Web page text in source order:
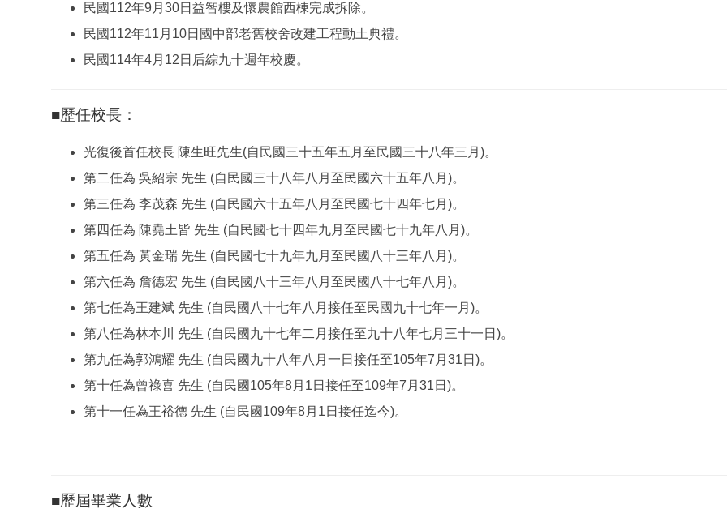
民國112年9月30日益智樓及懷農館西棟完成拆除。
民國112年11月10日國中部老舊校舍改建工程動土典禮。
民國114年4月12日后綜九十週年校慶。
■歷任校長：
光復後首任校長 陳生旺先生(自民國三十五年五月至民國三十八年三月)。
第二任為 吳紹宗 先生 (自民國三十八年八月至民國六十五年八月)。
第三任為 李茂森 先生 (自民國六十五年八月至民國七十四年七月)。
第四任為 陳堯土皆 先生 (自民國七十四年九月至民國七十九年八月)。
第五任為 黃金瑞 先生 (自民國七十九年九月至民國八十三年八月)。
第六任為 詹德宏 先生 (自民國八十三年八月至民國八十七年八月)。
第七任為王建斌 先生 (自民國八十七年八月接任至民國九十七年一月)。
第八任為林本川 先生 (自民國九十七年二月接任至九十八年七月三十一日)。
第九任為郭鴻耀 先生 (自民國九十八年八月一日接任至105年7月31日)。
第十任為曾祿喜 先生 (自民國105年8月1日接任至109年7月31日)。
第十一任為王裕德 先生 (自民國109年8月1日接任迄今)。
■歷屆畢業人數